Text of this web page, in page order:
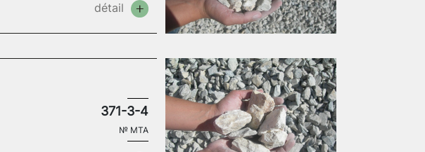
détail
371-3-4
№ MTA